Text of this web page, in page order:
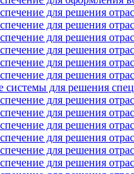
для решения
для решения
для решения
для решения
для решения
для решения
для решения
для решения
для решения
для решения
для решения
для решения
для решения